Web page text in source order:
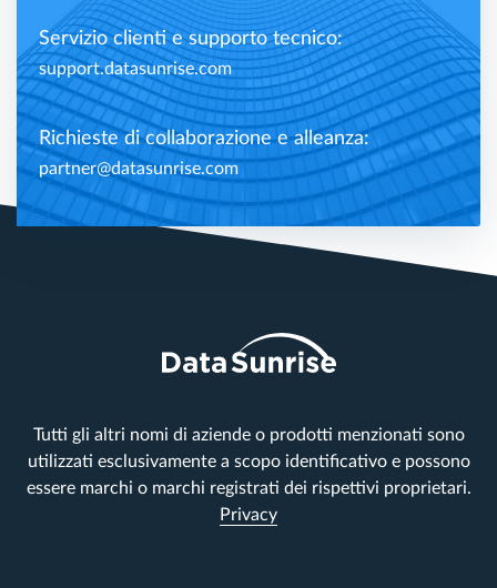
Servizio clienti e supporto tecnico:
support.datasunrise.com
Richieste di collaborazione e alleanza:
partner@datasunrise.com
Tutti gli altri nomi di aziende o prodotti menzionati sono
utilizzati esclusivamente a scopo identificativo e possono
essere marchi o marchi registrati dei rispettivi proprietari.
Privacy